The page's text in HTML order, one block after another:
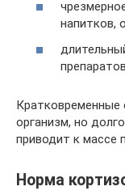
напитков,
препаратов.
Кратковременные
организм, но
приводит к массе
Норма